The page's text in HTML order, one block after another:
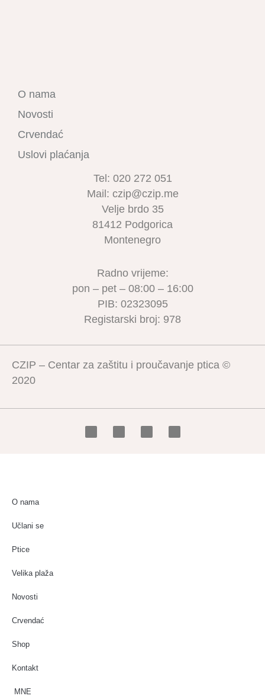
O nama
Novosti
Crvendać
Uslovi plaćanja
Tel: 020 272 051
Mail: czip@czip.me
Velje brdo 35
81412 Podgorica
Montenegro
Radno vrijeme:
pon – pet – 08:00 – 16:00
PIB: 02323095
Registarski broj: 978
CZIP – Centar za zaštitu i proučavanje ptica ©
2020
O nama
Učlani se
Ptice
Velika plaža
Novosti
Crvendać
Shop
Kontakt
MNE